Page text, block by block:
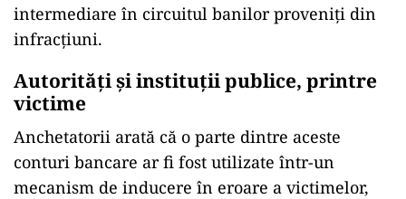
intermediare în circuitul banilor proveniți din
infracțiuni.
Autorități și instituții publice, printre
victime
Anchetatorii arată că o parte dintre aceste
conturi bancare ar fi fost utilizate într-un
mecanism de inducere în eroare a victimelor,